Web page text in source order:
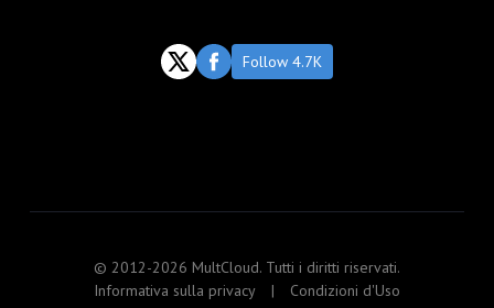
Follow 4.7K
© 2012-2026 MultCloud. Tutti i diritti riservati.
Informativa sulla privacy
| Condizioni d'Uso